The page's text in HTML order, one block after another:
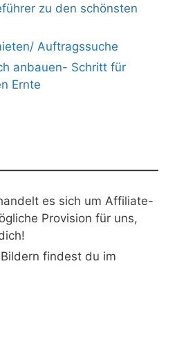
zu den schönsten
Auftragssuche
anbauen- Schritt für
Ernte
es sich um Affiliate-
Provision für uns,
findest du im